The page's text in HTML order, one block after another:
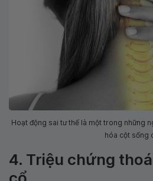
Hoạt động sai tư thế là một trong những
hóa cột sống
4. Triệu chứng